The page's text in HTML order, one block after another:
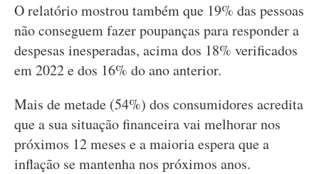
O relatório mostrou também que 19% das pessoas
não conseguem fazer poupanças para responder a
despesas inesperadas, acima dos 18% verificados
em 2022 e dos 16% do ano anterior.
Mais de metade (54%) dos consumidores acredita
que a sua situação financeira vai melhorar nos
próximos 12 meses e a maioria espera que a
inflação se mantenha nos próximos anos.